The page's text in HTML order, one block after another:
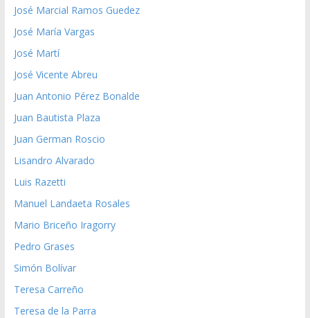
José Marcial Ramos Guedez
José María Vargas
José Martí
José Vicente Abreu
Juan Antonio Pérez Bonalde
Juan Bautista Plaza
Juan German Roscio
Lisandro Alvarado
Luis Razetti
Manuel Landaeta Rosales
Mario Briceño Iragorry
Pedro Grases
Simón Bolívar
Teresa Carreño
Teresa de la Parra